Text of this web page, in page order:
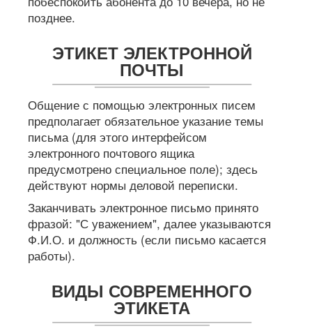
ЭТИКЕТ ЭЛЕКТРОННОЙ
ПОЧТЫ
Общение с помощью электронных писем
предполагает обязательное указание темы
письма (для этого интерфейсом
электронного почтового ящика
предусмотрено специальное поле); здесь
действуют нормы деловой переписки.
Заканчивать электронное письмо принято
фразой: "С уважением", далее указываются
Ф.И.О. и должность (если письмо касается
работы).
ВИДЫ СОВРЕМЕННОГО
ЭТИКЕТА